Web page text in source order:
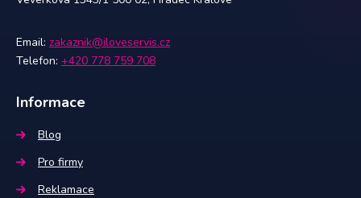
Email: zakaznik@iloveservis.cz
Telefon: +420 778 759 708
Informace
Blog
Pro firmy
Reklamace